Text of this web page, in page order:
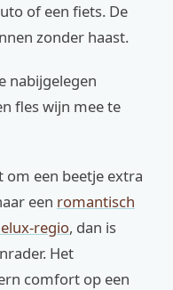
of een fiets. De
zonder haast.
nabijgelegen
fles wijn mee te
om een beetje extra
een romantisch
regio, dan is
Het
comfort op een